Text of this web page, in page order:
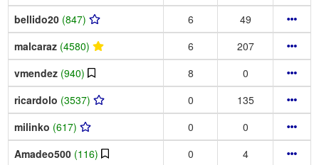
bellido20 (847) 6
49
malcaraz (4580) 6
207
vmendez (940) 8
0
ricardolo (3537) 0
135
milinko (617) 0
0
Amadeo500 (116) 0
4